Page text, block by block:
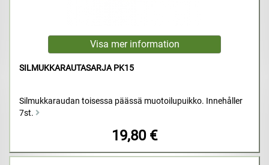
SILMUKKARAUTASARJA PK15
Silmukkaraudan toisessa päässä muotoilupuikko. Innehåller
7st.
19,80 €